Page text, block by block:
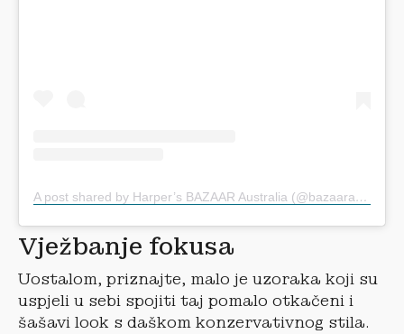
A post shared by Harper’s BAZAAR Australia (@bazaaraustralia)
Vježbanje fokusa
Uostalom, priznajte, malo je uzoraka koji su
uspjeli u sebi spojiti taj pomalo otkačeni i
šašavi look s daškom konzervativnog stila.